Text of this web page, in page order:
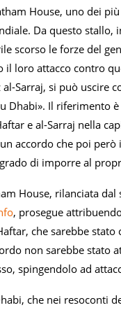
House, uno dei
Da questo stallo,
scorso le forze del
il loro attacco contro
al-Sarraj, si può uscire
Dhabi». Il riferimento è
e al-Sarraj nella
accordo che poi però
di imporre al
House, rilanciata
, prosegue
che sarebbe stato
non sarebbe stato
spingendolo ad
che nei resoconti